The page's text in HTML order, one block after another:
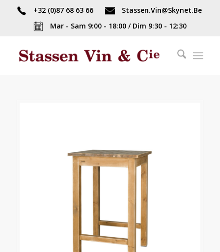
+32 (0)87 68 63 66
Stassen.Vin@Skynet.Be
Mar - Sam 9:00 - 18:00 / Dim 9:30 - 12:30